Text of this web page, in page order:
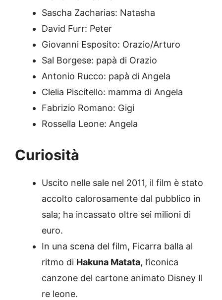
Sascha Zacharias: Natasha
David Furr: Peter
Giovanni Esposito: Orazio/Arturo
Sal Borgese: papà di Orazio
Antonio Rucco: papà di Angela
Clelia Piscitello: mamma di Angela
Fabrizio Romano: Gigi
Rossella Leone: Angela
Curiosità
Uscito nelle sale nel 2011, il film è stato
accolto calorosamente dal pubblico in
sala; ha incassato oltre sei milioni di
euro.
In una scena del film, Ficarra balla al
ritmo di Hakuna Matata, l’iconica
canzone del cartone animato Disney Il
re leone.